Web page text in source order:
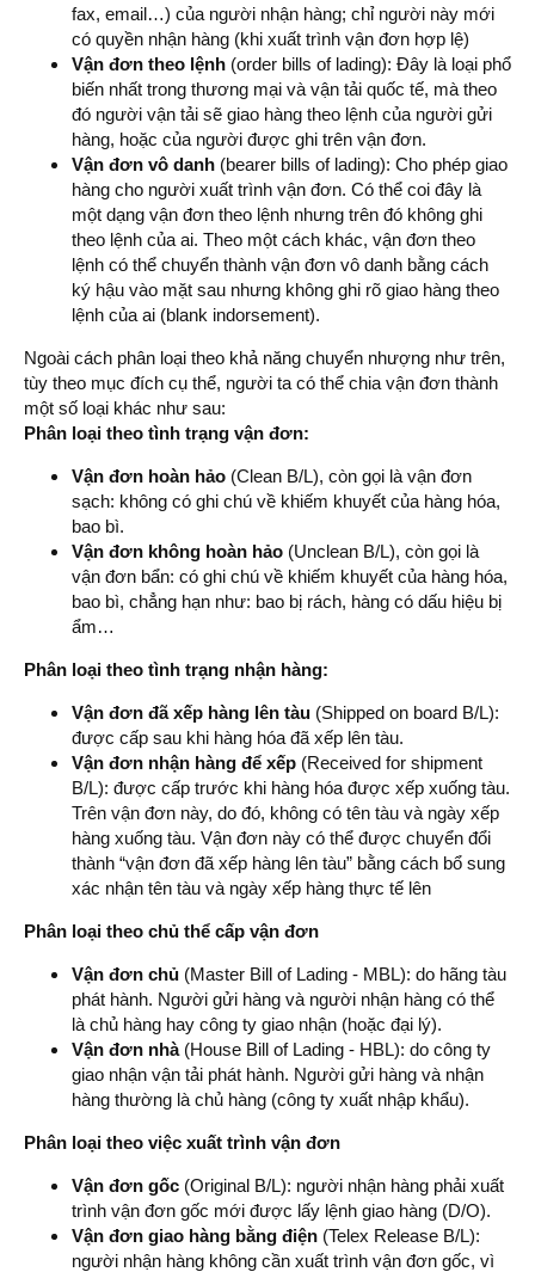
fax, email…) của người nhận hàng; chỉ người này mới
có quyền nhận hàng (khi xuất trình vận đơn hợp lệ)
Vận đơn theo lệnh (order bills of lading): Đây là loại phổ
biến nhất trong thương mại và vận tải quốc tế, mà theo
đó người vận tải sẽ giao hàng theo lệnh của người gửi
hàng, hoặc của người được ghi trên vận đơn.
Vận đơn vô danh (bearer bills of lading): Cho phép giao
hàng cho người xuất trình vận đơn. Có thể coi đây là
một dạng vận đơn theo lệnh nhưng trên đó không ghi
theo lệnh của ai. Theo một cách khác, vận đơn theo
lệnh có thể chuyển thành vận đơn vô danh bằng cách
ký hậu vào mặt sau nhưng không ghi rõ giao hàng theo
lệnh của ai (blank indorsement).
Ngoài cách phân loại theo khả năng chuyển nhượng như trên,
tùy theo mục đích cụ thể, người ta có thể chia vận đơn thành
một số loại khác như sau:
Phân loại theo tình trạng vận đơn:
Vận đơn hoàn hảo (Clean B/L), còn gọi là vận đơn
sạch: không có ghi chú về khiếm khuyết của hàng hóa,
bao bì.
Vận đơn không hoàn hảo (Unclean B/L), còn gọi là
vận đơn bẩn: có ghi chú về khiếm khuyết của hàng hóa,
bao bì, chẳng hạn như: bao bị rách, hàng có dấu hiệu bị
ẩm…
Phân loại theo tình trạng nhận hàng:
Vận đơn đã xếp hàng lên tàu (Shipped on board B/L):
được cấp sau khi hàng hóa đã xếp lên tàu.
Vận đơn nhận hàng để xếp (Received for shipment
B/L): được cấp trước khi hàng hóa được xếp xuống tàu.
Trên vận đơn này, do đó, không có tên tàu và ngày xếp
hàng xuống tàu. Vận đơn này có thể được chuyển đổi
thành “vận đơn đã xếp hàng lên tàu” bằng cách bổ sung
xác nhận tên tàu và ngày xếp hàng thực tế lên
Phân loại theo chủ thể cấp vận đơn
Vận đơn chủ (Master Bill of Lading - MBL): do hãng tàu
phát hành. Người gửi hàng và người nhận hàng có thể
là chủ hàng hay công ty giao nhận (hoặc đại lý).
Vận đơn nhà(House Bill of Lading - HBL): do công ty
giao nhận vận tải phát hành. Người gửi hàng và nhận
hàng thường là chủ hàng (công ty xuất nhập khẩu).
Phân loại theo việc xuất trình vận đơn
Vận đơn gốc (Original B/L): người nhận hàng phải xuất
trình vận đơn gốc mới được lấy lệnh giao hàng (D/O).
Vận đơn giao hàng bằng điện (Telex Release B/L):
người nhận hàng không cần xuất trình vận đơn gốc, vì